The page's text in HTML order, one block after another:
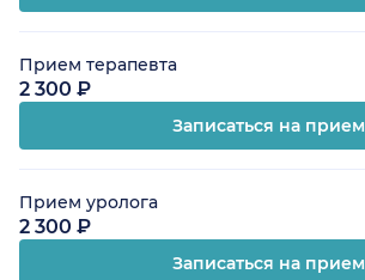
Прием терапевта
2 300 ₽
Записаться на прием
Прием уролога
2 300 ₽
Записаться на прием